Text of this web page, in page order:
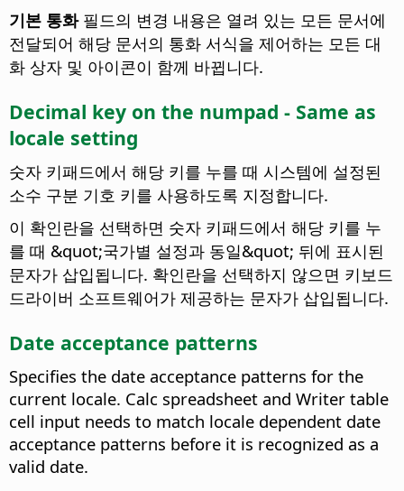
기본 통화필드의 변경 내용은 열려 있는 모든 문서에
전달되어 해당 문서의 통화 서식을 제어하는 모든 대
화 상자 및 아이콘이 함께 바뀝니다.
Decimal key on the numpad - Same as
locale setting
숫자 키패드에서 해당 키를 누를 때 시스템에 설정된
소수 구분 기호 키를 사용하도록 지정합니다.
이 확인란을 선택하면 숫자 키패드에서 해당 키를 누
를 때 &quot;국가별 설정과 동일&quot; 뒤에 표시된
문자가 삽입됩니다. 확인란을 선택하지 않으면 키보드
드라이버 소프트웨어가 제공하는 문자가 삽입됩니다.
Date acceptance patterns
Specifies the date acceptance patterns for the
current locale. Calc spreadsheet and Writer table
cell input needs to match locale dependent date
acceptance patterns before it is recognized as a
valid date.